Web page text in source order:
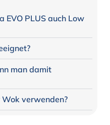
EVO PLUS auch Low
man damit
Wok verwenden?